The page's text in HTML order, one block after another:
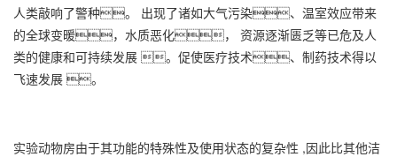
人类敲响了警种。 出现了诸如大气污染、温室效应带来
的全球变暖，水质恶化， 资源逐渐匮乏等已危及人
类的健康和可持续发展 。促使医疗技术、制药技术得以
飞速发展 。
实验动物房由于其功能的特殊性及使用状态的复杂性 ,因此比其他洁